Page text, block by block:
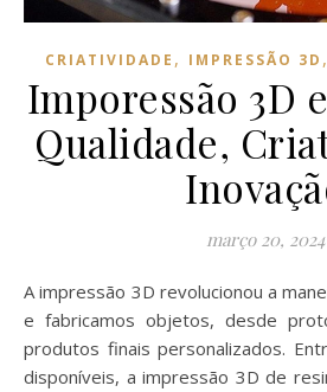
CRIATIVIDADE , IMPRESSÃO 3D ,
Imporessão 3D
Qualidade,
março 20, 2024
A impressão 3D revolucionou a maneira como concebemos
e fabricamos objetos, desde
produtos finais personalizados.
disponíveis, a impressão 3D de